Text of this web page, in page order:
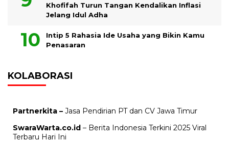
Khofifah Turun Tangan Kendalikan Inflasi
Jelang Idul Adha
Intip 5 Rahasia Ide Usaha yang Bikin Kamu
Penasaran
KOLABORASI
Partnerkita – Jasa Pendirian PT dan CV Jawa Timur
SwaraWarta.co.id – Berita Indonesia Terkini 2025 Viral
Terbaru Hari Ini